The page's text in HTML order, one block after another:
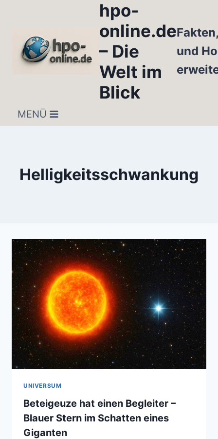
hpo-
online.de
– Die
Welt im
Blick
und
MENÜ
Helligkeitsschwankung
UNIVERSUM
Beteigeuze hat einen Begleiter –
Blauer Stern im Schatten eines
Giganten